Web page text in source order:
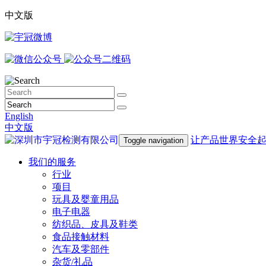
中文版
English
中文版
Toggle navigation 让产品世界安全
我们的服务
行业
项目
玩具及婴童用品
电子电器
纺织品、皮具及鞋类
食品接触材料
汽车及零部件
杂货/礼品